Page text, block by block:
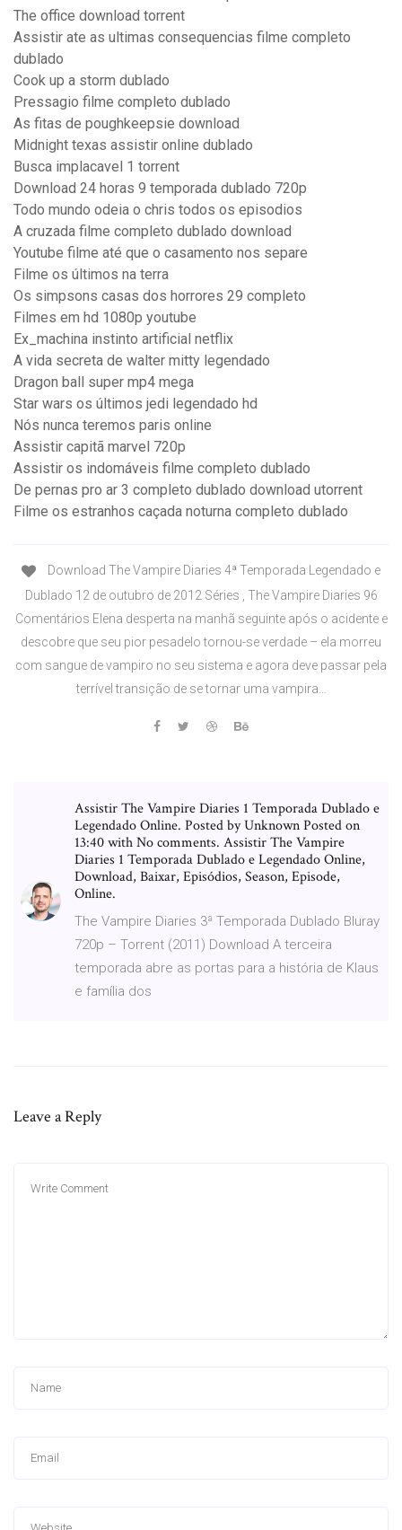
The office download torrent
Assistir ate as ultimas consequencias filme completo
dublado
Cook up a storm dublado
Pressagio filme completo dublado
As fitas de poughkeepsie download
Midnight texas assistir online dublado
Busca implacavel 1 torrent
Download 24 horas 9 temporada dublado 720p
Todo mundo odeia o chris todos os episodios
A cruzada filme completo dublado download
Youtube filme até que o casamento nos separe
Filme os últimos na terra
Os simpsons casas dos horrores 29 completo
Filmes em hd 1080p youtube
Ex_machina instinto artificial netflix
A vida secreta de walter mitty legendado
Dragon ball super mp4 mega
Star wars os últimos jedi legendado hd
Nós nunca teremos paris online
Assistir capitã marvel 720p
Assistir os indomáveis filme completo dublado
De pernas pro ar 3 completo dublado download utorrent
Filme os estranhos caçada noturna completo dublado
Download The Vampire Diaries 4ª Temporada Legendado e
Dublado 12 de outubro de 2012 Séries , The Vampire Diaries 96
Comentários Elena desperta na manhã seguinte após o acidente e
descobre que seu pior pesadelo tornou-se verdade – ela morreu
com sangue de vampiro no seu sistema e agora deve passar pela
terrível transição de se tornar uma vampira…
Assistir The Vampire Diaries 1 Temporada Dublado e
Legendado Online. Posted by Unknown Posted on
13:40 with No comments. Assistir The Vampire
Diaries 1 Temporada Dublado e Legendado Online,
Download, Baixar, Episódios, Season, Episode,
Online.
The Vampire Diaries 3ª Temporada Dublado Bluray
720p – Torrent (2011) Download A terceira
temporada abre as portas para a história de Klaus
e família dos
Leave a Reply